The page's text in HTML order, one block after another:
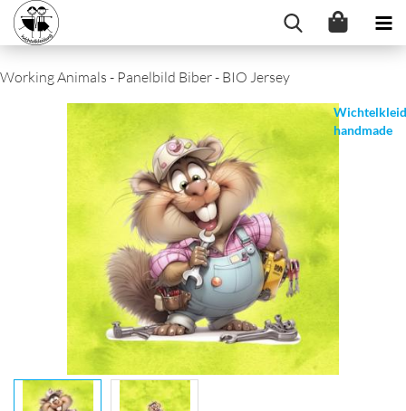
Working Animals - Panelbild Biber - BIO Jersey
handmade